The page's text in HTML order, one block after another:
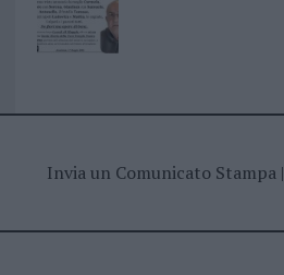
Invia un Comunicato Stampa|